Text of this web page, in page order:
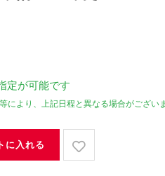
定が可能です
により、上記日程と異なる場合がござい
に入れる